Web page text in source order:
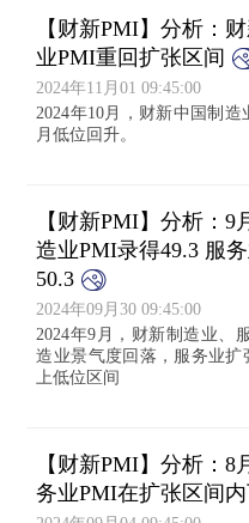
【财新PMI】分析：
业PMI重回扩张区间
2024年11月01 09:45:00
2024年10月，财新中国制
月低位回升。
【财新PMI】分析：9
造业PMI录得49.3 服
50.3
2024年09月30 09:45:00
2024年9月，财新制造业、
造业景气度回落，服务业
上低位区间
【财新PMI】分析：8
务业PMI在扩张区间